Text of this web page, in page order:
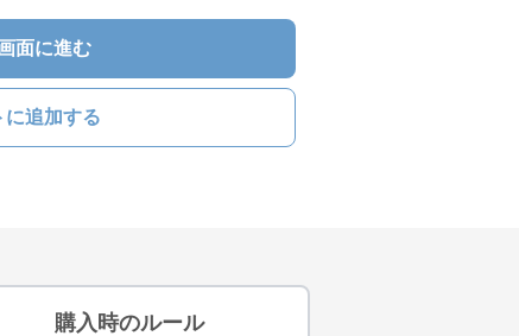
面に進む
に追加する
購入時のルール